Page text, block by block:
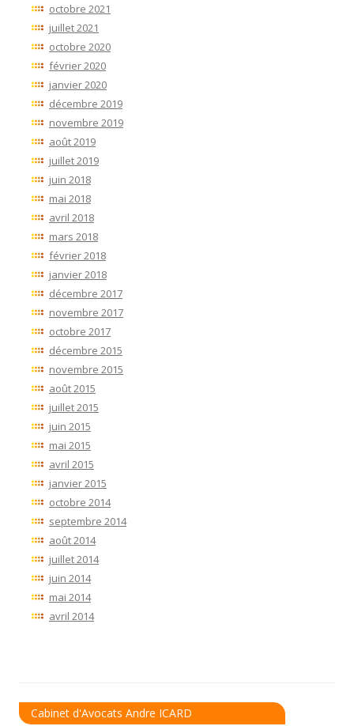
octobre 2021
juillet 2021
octobre 2020
février 2020
janvier 2020
décembre 2019
novembre 2019
août 2019
juillet 2019
juin 2018
mai 2018
avril 2018
mars 2018
février 2018
janvier 2018
décembre 2017
novembre 2017
octobre 2017
décembre 2015
novembre 2015
août 2015
juillet 2015
juin 2015
mai 2015
avril 2015
janvier 2015
octobre 2014
septembre 2014
août 2014
juillet 2014
juin 2014
mai 2014
avril 2014
Cabinet d'Avocats Andre ICARD